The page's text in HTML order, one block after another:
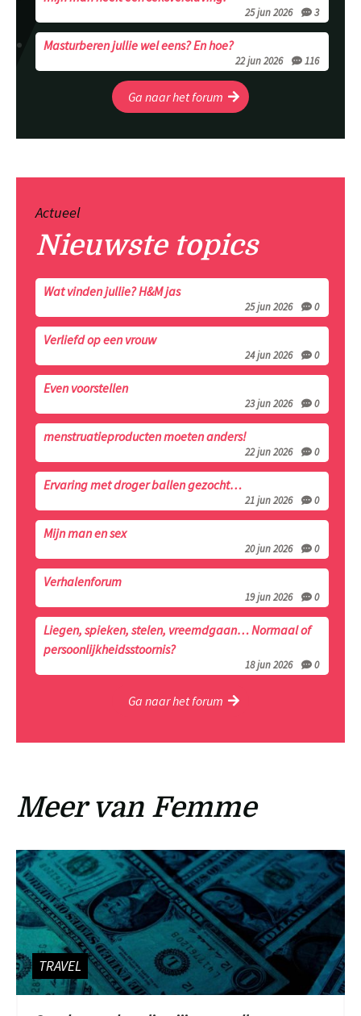
25 jun 2026 3
Masturberen jullie wel eens? En hoe?
22 jun 2026 116
Ga naar het forum
Actueel
Nieuwste topics
Wat vinden jullie? H&M jas
25 jun 2026 0
Verliefd op een vrouw
24 jun 2026 0
Even voorstellen
23 jun 2026 0
menstruatieproducten moeten anders!
22 jun 2026 0
Ervaring met droger ballen gezocht…
21 jun 2026 0
Mijn man en sex
20 jun 2026 0
Verhalenforum
19 jun 2026 0
Liegen, spieken, stelen, vreemdgaan… Normaal of
persoonlijkheidsstoornis?
18 jun 2026 0
Ga naar het forum
Meer van Femme
TRAVEL